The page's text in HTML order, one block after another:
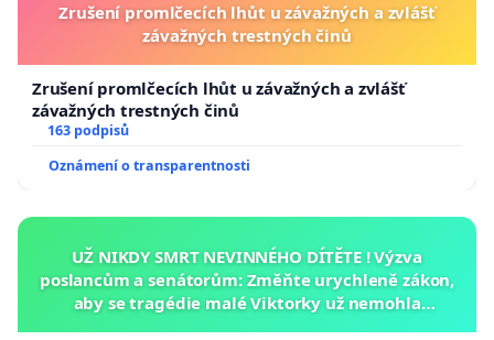
Zrušení promlčecích lhůt u závažných a zvlášť
závažných trestných činů
Zrušení promlčecích lhůt u závažných a zvlášť
závažných trestných činů
163 podpisů
Oznámení o transparentnosti
UŽ NIKDY SMRT NEVINNÉHO DÍTĚTE ! Výzva
poslancům a senátorům: Změňte urychleně zákon,
aby se tragédie malé Viktorky už nemohla